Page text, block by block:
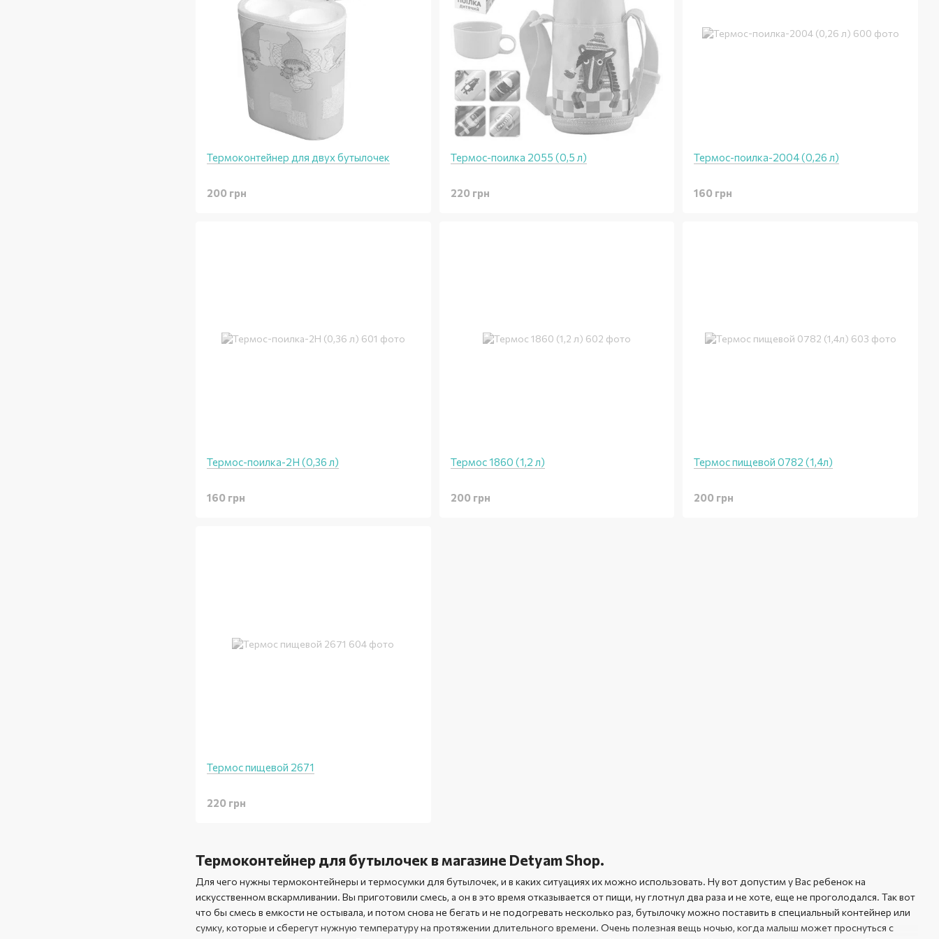
Термоконтейнер для бутылочек в магазине Detyam Shop.
Для чего нужны термоконтейнеры и термосумки для бутылочек, и в каких ситуациях их можно использовать. Ну вот допустим у Вас ребенок на
искусственном вскармливании. Вы приготовили смесь, а он в это время отказывается от пищи, ну глотнул два раза и не хоте, еще не проголодался. Так вот
что бы смесь в емкости не остывала, и потом снова не бегать и не подогревать несколько раз, бутылочку можно поставить в специальный контейнер или
сумку, которые и сберегут нужную температуру на протяжении длительного времени. Очень полезная вещь ночью, когда малыш может проснуться с
Термоконтейнер для двух бутылочек
200 грн
Термос-поилка 2055 (0,5 л)
220 грн
Термос-поилка-2004 (0,26 л)
160 грн
Термос-поилка-2H (0,36 л)
160 грн
Термос 1860 (1,2 л)
200 грн
Термос пищевой 0782 (1,4л)
200 грн
Термос пищевой 2671
220 грн